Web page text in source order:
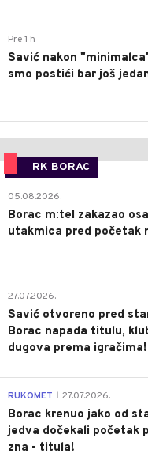
Pre 1 h
Savić nakon
smo postići bar još
RK BORAC
05.08.2026.
Borac m:tel zakazao
utakmica pred početak
27.07.2026.
Savić otvoreno pred
Borac napada titulu,
dugova prema igračima!
RUKOMET 27.07.2026.
Borac krenuo jako od
jedva dočekali početak
zna - titula!